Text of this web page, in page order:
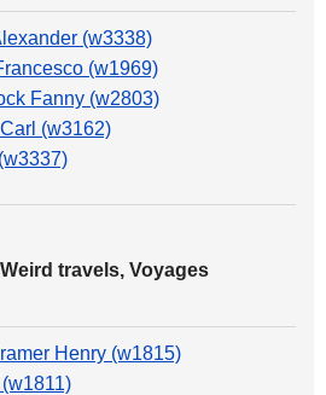
(w3338)
(w1969)
Fanny (w2803)
(w3162)
travels, Voyages
Henry (w1815)